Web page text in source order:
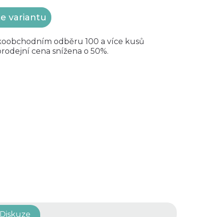
variantu
odběru 100 a více kusů
cena snížena o 50%.
Diskuze